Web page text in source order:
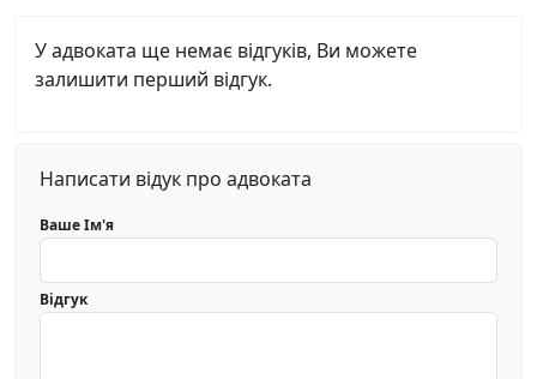
У адвоката ще немає відгуків, Ви можете
залишити перший відгук.
Написати відук про адвоката
Ваше Ім'я
Відгук